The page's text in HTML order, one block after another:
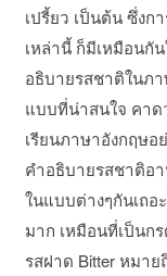
เปรี้ยว เป็นต้น ซึ่งก
เหล่านี้ ก็มีเหมือนกั
อธิบายรสชาติในภ
แบบที่น่าสนใจ คาด
เรียนภาษาอังกฤษ
คำอธิบายรสชาติอ
ในแบบต่างๆกันเถอ
มาก เหมือนที่เป็นก
รสฝาด Bitter หมาย